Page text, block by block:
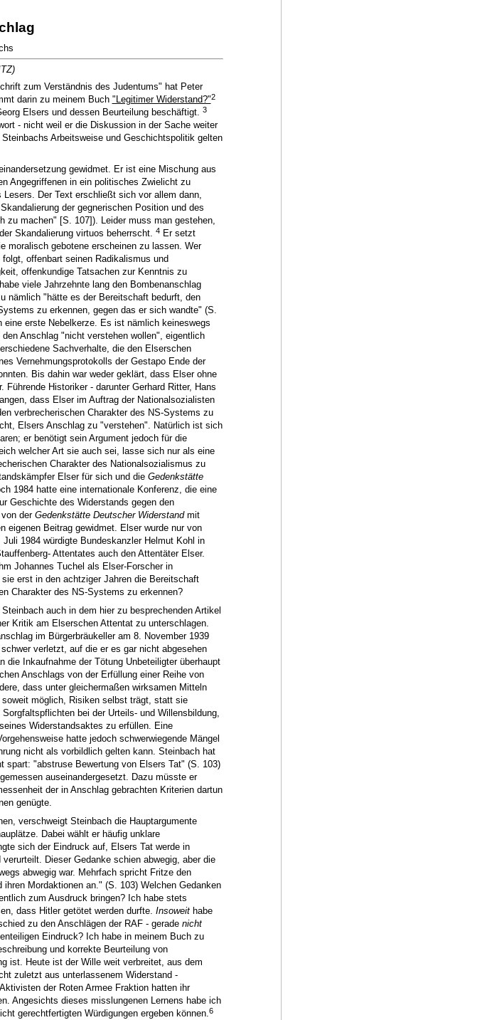
zum Verständnis des Judentums" hat Peter
darin zu meinem Buch "Legitimer Widerstand?"2
Elsers und dessen Beurteilung beschäftigt. 3
- nicht weil er die Diskussion in der Sache weiter
Arbeitsweise und Geschichtspolitik gelten
gewidmet. Er ist eine Mischung aus
Angegriffenen in ein politisches Zwielicht zu
Der Text erschließt sich vor allem dann,
der gegnerischen Position und des
zu machen" [S. 107]). Leider muss man gestehen,
Skandalierung virtuos beherrscht. 4Er setzt
moralisch gebotene erscheinen zu lassen. Wer
offenbart seinen Radikalismus und
offenkundige Tatsachen zur Kenntnis zu
viele Jahrzehnte lang den Bombenanschlag
nämlich "hätte es der Bereitschaft bedurft, den
zu erkennen, gegen das er sich wandte" (S.
erste Nebelkerze. Es ist nämlich keineswegs
Anschlag "nicht verstehen wollen", eigentlich
Sachverhalte, die den Elserschen
Vernehmungsprotokolls der Gestapo Ende der
Bis dahin war weder geklärt, dass Elser ohne
Historiker - darunter Gerhard Ritter, Hans
dass Elser im Auftrag der Nationalsozialisten
verbrecherischen Charakter des NS-Systems zu
Elsers Anschlag zu "verstehen". Natürlich ist sich
er benötigt sein Argument jedoch für die
welcher Art sie auch sei, lasse sich nur als eine
Charakter des Nationalsozialismus zu
Elser für sich und die Gedenkstätte
1984 hatte eine internationale Konferenz, die eine
Geschichte des Widerstands gegen den
der Gedenkstätte Deutscher Widerstandmit
eigenen Beitrag gewidmet. Elser wurde nur von
1984 würdigte Bundeskanzler Helmut Kohl in
Attentates auch den Attentäter Elser.
Johannes Tuchel als Elser-Forscher in
erst in den achtziger Jahren die Bereitschaft
Charakter des NS-Systems zu erkennen?
auch in dem hier zu besprechenden Artikel
Kritik am Elserschen Attentat zu unterschlagen.
im Bürgerbräukeller am 8. November 1939
verletzt, auf die er es gar nicht abgesehen
Inkaufnahme der Tötung Unbeteiligter überhaupt
Anschlags von der Erfüllung einer Reihe von
dass unter gleichermaßen wirksamen Mitteln
möglich, Risiken selbst trägt, statt sie
bei der Urteils- und Willensbildung,
Widerstandsaktes zu erfüllen. Eine
hatte jedoch schwerwiegende Mängel
nicht als vorbildlich gelten kann. Steinbach hat
"abstruse Bewertung von Elsers Tat" (S. 103)
auseinandergesetzt. Dazu müsste er
der in Anschlag gebrachten Kriterien dartun
genügte.
verschweigt Steinbach die Hauptargumente
Dabei wählt er häufig unklare
sich der Eindruck auf, Elsers Tat werde in
Dieser Gedanke schien abwegig, aber die
abwegig war. Mehrfach spricht Fritze den
Mordaktionen an." (S. 103) Welchen Gedanken
zum Ausdruck bringen? Ich habe stets
dass Hitler getötet werden durfte. Insoweithabe
zu den Anschlägen der RAF - gerade nicht
Eindruck? Ich habe in meinem Buch zu
und korrekte Beurteilung von
ist. Heute ist der Wille weit verbreitet, aus dem
zuletzt aus unterlassenem Widerstand -
der Roten Armee Fraktion hatten ihr
Angesichts dieses misslungenen Lernens habe ich
gerechtfertigten Würdigungen ergeben können.6